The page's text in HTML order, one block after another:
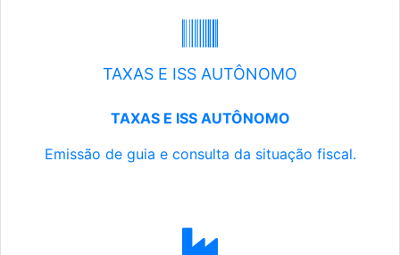
TAXAS E ISS AUTÔNOMO
TAXAS E ISS AUTÔNOMO
Emissão de guia e consulta da situação fiscal.